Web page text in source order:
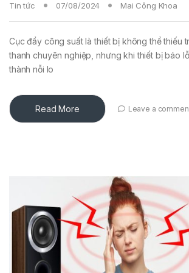
Tin tức 07/08/2024 Mai Công Khoa
Cục đẩy công suất là thiết bị không thể thiếu
thanh chuyên nghiệp, nhưng khi thiết bị báo
thành nỗi lo
Read More Leave a